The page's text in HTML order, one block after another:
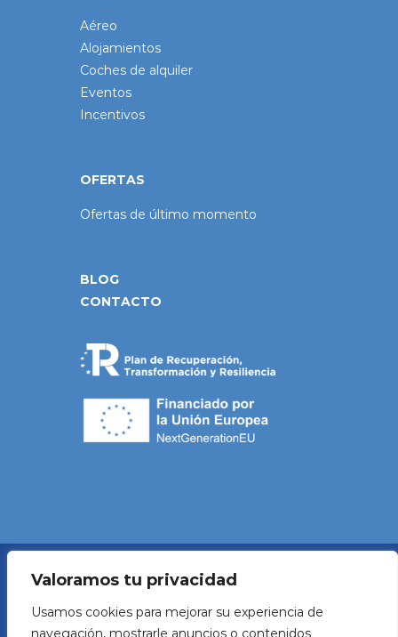
Valoramos tu privacidad
Usamos cookies para mejorar su experiencia de
navegación, mostrarle anuncios o contenidos
Aéreo
Alojamientos
Coches de alquiler
Eventos
Incentivos
OFERTAS
Ofertas de último momento
BLOG
CONTACTO